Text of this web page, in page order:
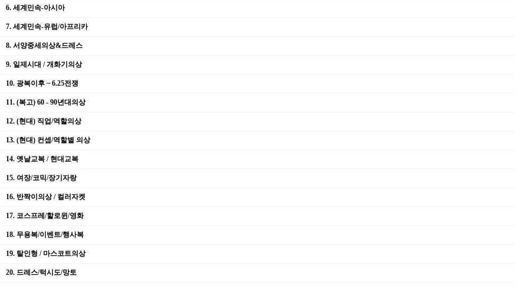
6. 세계민속-아시아
7. 세계민속-유럽/아프리카
8. 서양중세의상&드레스
9. 일제시대 / 개화기의상
10. 광복이후 ~ 6.25전쟁
11. (복고) 60 - 90년대의상
12. (현대) 직업/역할의상
13. (현대) 컨셉/역할별 의상
14. 옛날교복 / 현대교복
15. 여장/코믹/장기자랑
16. 반짝이의상 / 컬러자켓
17. 코스프레/할로윈/영화
18. 무용복/이벤트/행사복
19. 탈인형 / 마스코트의상
20. 드레스/턱시도/망토